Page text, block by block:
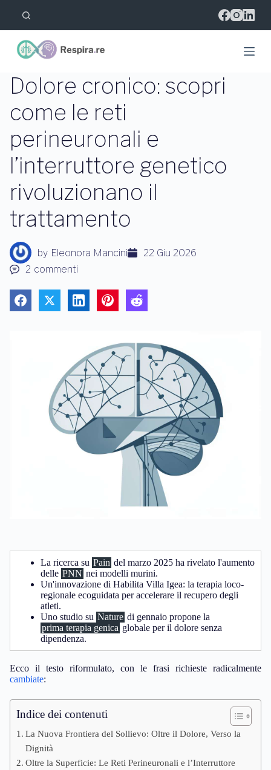
l
l
n
t
n
u
o
Dolore cronico: scopri
come le reti
perineuronali e
l’interruttore genetico
rivoluzionano il
trattamento
by Eleonora Mancini
22 Giu 2026
2 commenti
La ricerca su Pain del marzo 2025 ha rivelato l'aumento
delle PNN nei modelli murini.
Un'innovazione di Habilita Villa Igea: la terapia loco-
regionale ecoguidata per accelerare il recupero degli
atleti.
Uno studio su Nature di gennaio propone la
prima terapia genica globale per il dolore senza
dipendenza.
Ecco il testo riformulato, con le frasi richieste radicalmente
cambiate:
Indice dei contenuti
La Nuova Frontiera del Sollievo: Oltre il Dolore, Verso la
Dignità
Oltre la Superficie: Le Reti Perineuronali e l’Interruttore